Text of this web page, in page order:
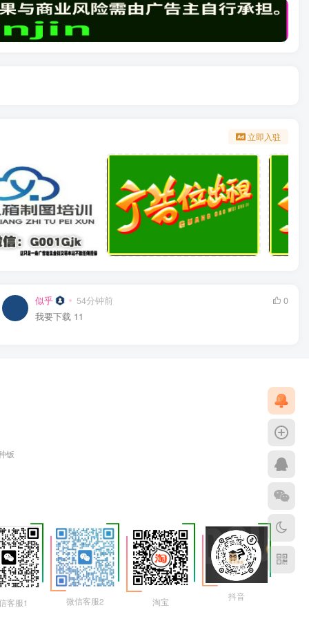
立即入驻
似乎 54分钟前
0
我要下载 11
钣
客服1 微信客服2 淘宝
抖音